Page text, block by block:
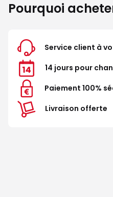
Pourquoi
Service client à
14 jours pour
Paiement 100%
Livraison offerte